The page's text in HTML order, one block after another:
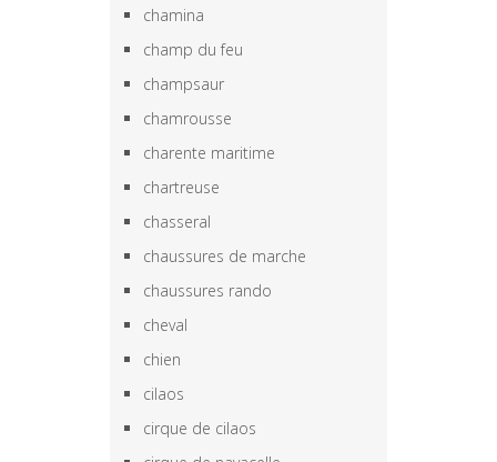
chamina
champ du feu
champsaur
chamrousse
charente maritime
chartreuse
chasseral
chaussures de marche
chaussures rando
cheval
chien
cilaos
cirque de cilaos